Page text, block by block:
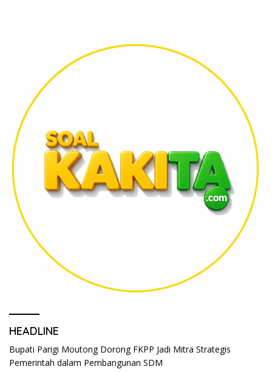
HEADLINE
Bupati Parigi Moutong Dorong FKPP Jadi Mitra Strategis
Pemerintah dalam Pembangunan SDM